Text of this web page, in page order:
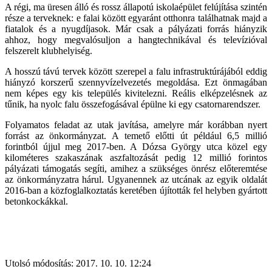
A régi, ma üresen álló és rossz állapotú iskolaépület felújítása szintén
része a terveknek: e falai között egyaránt otthonra találhatnak majd a
fiatalok és a nyugdíjasok. Már csak a pályázati forrás hiányzik
ahhoz, hogy megvalósuljon a hangtechnikával és televízióval
felszerelt klubhelyiség.
A hosszú távú tervek között szerepel a falu infrastruktúrájából eddig
hiányzó korszerű szennyvízelvezetés megoldása. Ezt önmagában
nem képes egy kis település kivitelezni. Reális elképzelésnek az
tűnik, ha nyolc falu összefogásával épülne ki egy csatornarendszer.
Folyamatos feladat az utak javítása, amelyre már korábban nyert
forrást az önkormányzat. A temető előtti út például 6,5 millió
forintból újjul meg 2017-ben. A Dózsa György utca közel egy
kilométeres szakaszának aszfaltozását pedig 12 millió forintos
pályázati támogatás segíti, amihez a szükséges önrész előteremtése
az önkormányzatra hárul. Ugyanennek az utcának az egyik oldalát
2016-ban a közfoglalkoztatás keretében újították fel helyben gyártott
betonkockákkal.
Utolsó módosítás: 2017. 10. 10. 12:24